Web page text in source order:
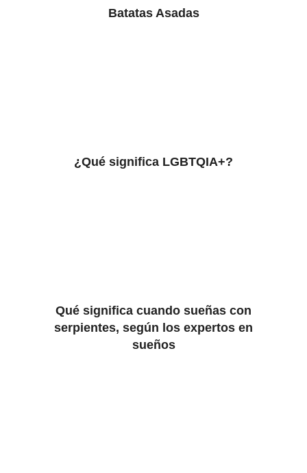
Batatas Asadas
¿Qué significa LGBTQIA+?
Qué significa cuando sueñas con
serpientes, según los expertos en
sueños